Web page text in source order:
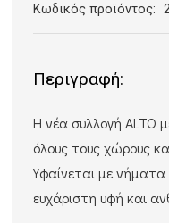
Κωδικός προϊόντος:
Περιγραφή:
Η νέα συλλογή ALTO
όλους τους χώρους
Υφαίνεται με νήματα
ευχάριστη υφή και